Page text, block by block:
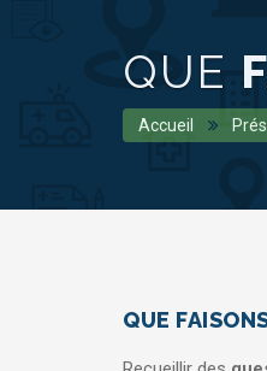
QUE
Accueil
QUE